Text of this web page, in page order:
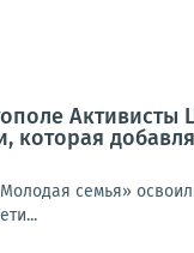
Активисты
которая
семья»